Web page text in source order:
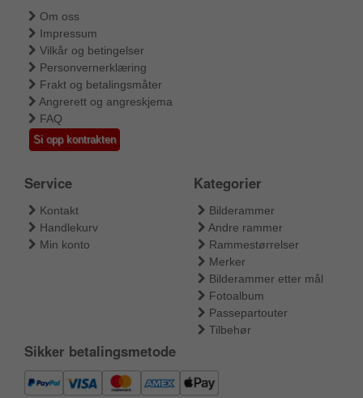
Om oss
Impressum
Vilkår og betingelser
Personvernerklæring
Frakt og betalingsmåter
Angrerett og angreskjema
FAQ
Si opp kontrakten
Service
Kontakt
Handlekurv
Min konto
Kategorier
Bilderammer
Andre rammer
Rammestørrelser
Merker
Bilderammer etter mål
Fotoalbum
Passepartouter
Tilbehør
Sikker betalingsmetode